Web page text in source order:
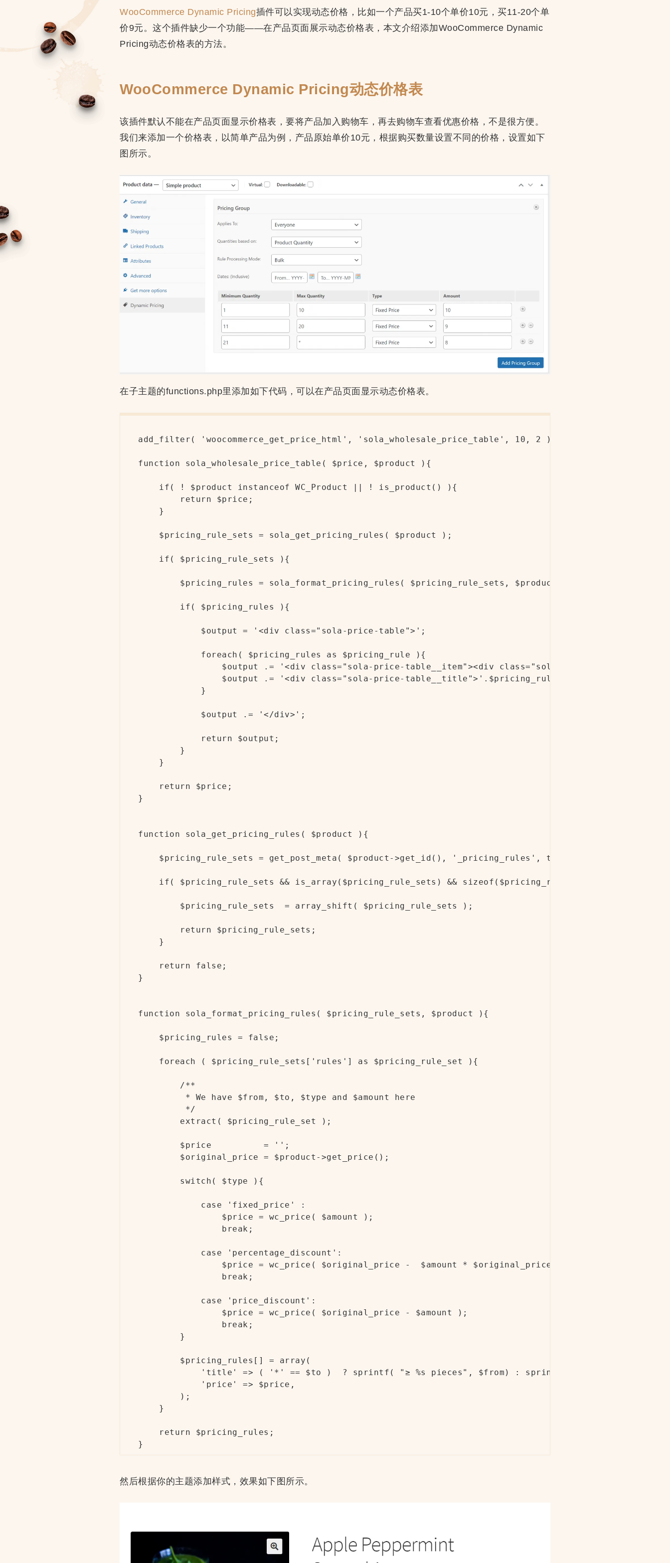
WooCommerce Dynamic Pricing插件可以实现动态价格，比如一个产品买1-10个单价10元，买11-20个单
价9元。这个插件缺少一个功能——在产品页面展示动态价格表，本文介绍添加WooCommerce Dynamic
Pricing动态价格表的方法。
WooCommerce Dynamic Pricing动态价格表
该插件默认不能在产品页面显示价格表，要将产品加入购物车，再去购物车查看优惠价格，不是很方便。
我们来添加一个价格表，以简单产品为例，产品原始单价10元，根据购买数量设置不同的价格，设置如下
图所示。
在子主题的functions.php里添加如下代码，可以在产品页面显示动态价格表。
add_filter( 'woocommerce_get_price_html', 'sola_wholesale_price_table', 10, 2 );
function sola_wholesale_price_table( $price, $product ){
    if( ! $product instanceof WC_Product || ! is_product() ){
        return $price;
    }
    $pricing_rule_sets = sola_get_pricing_rules( $product );
    if( $pricing_rule_sets ){
        $pricing_rules = sola_format_pricing_rules( $pricing_rule_sets, $product );
        if( $pricing_rules ){
            $output = '<div class="sola-price-table">';
            foreach( $pricing_rules as $pricing_rule ){
$output .= '<div class="sola-price-table__item"><div class="sola-price-
$output .= '<div class="sola-price-table__title">'.$pricing_rule['title'].'</div></
            }
            $output .= '</div>';
            return $output;
        }
    }
    return $price;
}
function sola_get_pricing_rules( $product ){
    $pricing_rule_sets = get_post_meta( $product->get_id(), '_pricing_rules', true );
    if( $pricing_rule_sets && is_array($pricing_rule_sets) && sizeof($pricing_rule_sets) ){
        $pricing_rule_sets  = array_shift( $pricing_rule_sets );
        return $pricing_rule_sets;
    }
    return false;
}
function sola_format_pricing_rules( $pricing_rule_sets, $product ){
    $pricing_rules = false;
    foreach ( $pricing_rule_sets['rules'] as $pricing_rule_set ){
        /**
         * We have $from, $to, $type and $amount here
         */
        extract( $pricing_rule_set );
        $price          = '';
        $original_price = $product->get_price();
        switch( $type ){
            case 'fixed_price' :
                $price = wc_price( $amount );
                break;
            case 'percentage_discount':
                $price = wc_price( $original_price -  $amount * $original_price * 0.01 );
                break;
            case 'price_discount':
                $price = wc_price( $original_price - $amount );
                break;
        }
        $pricing_rules[] = array(
'title' => ( '*' == $to )  ? sprintf( "≥ %s pieces", $from) : sprintf( "%s - %s pieces",
            'price' => $price,
        );
    }
    return $pricing_rules;
}
然后根据你的主题添加样式，效果如下图所示。